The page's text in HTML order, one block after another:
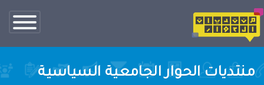
تبديل
الناف
منتديات الحوار الجامعية السياسية